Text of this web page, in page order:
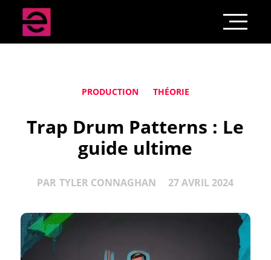
PRODUCTION THÉORIE
Trap Drum Patterns : Le
guide ultime
PAR TYLER CONNAGHAN 27 AVRIL 2024